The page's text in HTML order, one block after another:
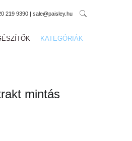
219 9390 | sale@paisley.hu
KATEGÓRIÁK
mintás